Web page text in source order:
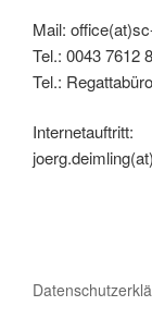
Mail:
Tel.: 0043 7612
Tel.:
Internetauftritt: